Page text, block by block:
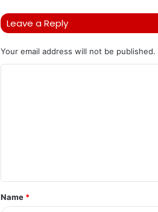
Leave a Reply
Your email address will not be published.
t
*
Name *